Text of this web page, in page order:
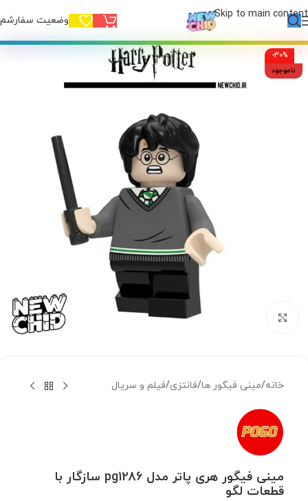
Skip to main content وضعیت
-30%
ناموجود
خانه/مینی فیگور ها/فانتزی/فیلم و سریال
مینی فیگور هری پاتر مدل pg1286 سازگار با
قطعات لگو